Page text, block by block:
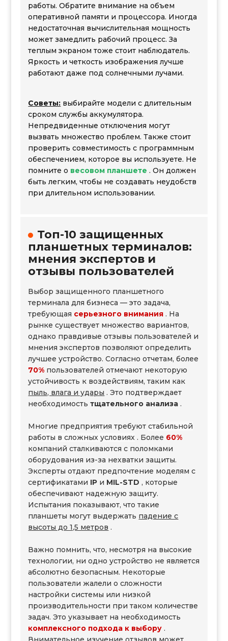
работы. Обратите внимание на объем
оперативной памяти и процессора. Иногда
недостаточная вычислительная мощность
может замедлить рабочий процесс. За
теплым экраном тоже стоит наблюдатель.
Яркость и четкость изображения лучше
работают даже под солнечными лучами.
Советы: выбирайте модели с длительным
сроком службы аккумулятора.
Непредвиденные отключения могут
вызвать множество проблем. Также стоит
проверить совместимость с программным
обеспечением, которое вы используете. Не
помните о весовом планшете . Он должен
быть легким, чтобы не создавать неудобств
при длительном использовании.
Топ-10 защищенных
планшетных терминалов:
мнения экспертов и
отзывы пользователей
Выбор защищенного планшетного
терминала для бизнеса — это задача,
требующая серьезного внимания . На
рынке существует множество вариантов,
однако правдивые отзывы пользователей и
мнения экспертов позволяют определить
лучшее устройство. Согласно отчетам, более
70% пользователей отмечают некоторую
устойчивость к воздействиям, таким как
пыль, влага и удары . Это подтверждает
необходимостьтщательного анализа .
Многие предприятия требуютстабильной
работы в сложных условиях . Более 60%
компаний сталкиваются с поломками
оборудования из-за нехватки защиты.
Эксперты отдают предпочтение моделям с
сертификатами IP и MIL-STD , которые
обеспечивают надежную защиту.
Испытания показывают, что такие
планшеты могут выдержать падение с
высоты до 1,5 метров .
Важно помнить, что, несмотря на высокие
технологии, ни одно устройство не является
абсолютно безопасным. Некоторые
пользователи жалели о сложности
настройки системы или низкой
производительности при таком количестве
задач. Это указывает на необходимость
комплексного подхода к выбору .